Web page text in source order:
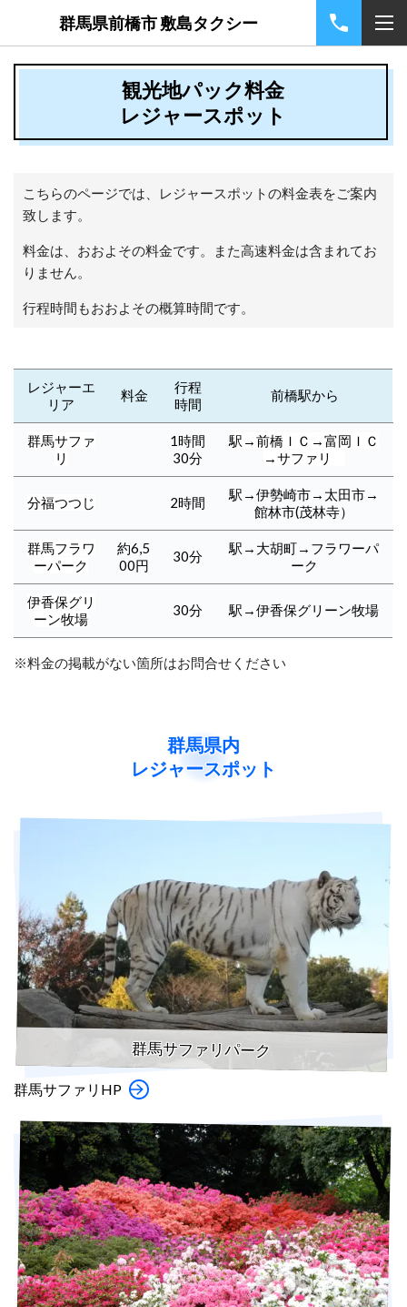
群馬県前橋市 敷島タクシー
観光地パック料金
レジャースポット
こちらのページでは、レジャースポットの料金表をご案内
致します。
料金は、おおよその料金です。また高速料金は含まれてお
りません。
行程時間もおおよその概算時間です。
レジャーエ
リア
料金
行程
時間
前橋駅から
群馬サファ
リ
1時間
30分
駅→前橋ＩＣ→富岡ＩＣ
→サファリ
分福つつじ 2時間
駅→伊勢崎市→太田市→
館林市(茂林寺）
群馬フラワ
ーパーク
約6,5
00円
30分
駅→大胡町→フラワーパ
ーク
伊香保グリ
ーン牧場
30分 駅→伊香保グリーン牧場
※料金の掲載がない箇所はお問合せください
群馬県内
レジャースポット
群馬サファリパーク
群馬サファリHP